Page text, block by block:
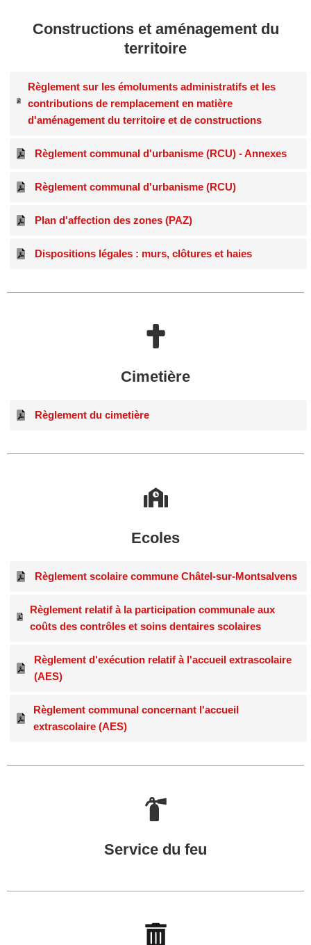
Constructions et aménagement du
territoire
Règlement sur les émoluments administratifs et les
contributions de remplacement en matière
d'aménagement du territoire et de constructions
Règlement communal d'urbanisme (RCU) - Annexes
Règlement communal d'urbanisme (RCU)
Plan d'affection des zones (PAZ)
Dispositions légales : murs, clôtures et haies
Cimetière
Règlement du cimetière
Ecoles
Règlement scolaire commune Châtel-sur-Montsalvens
Règlement relatif à la participation communale aux
coûts des contrôles et soins dentaires scolaires
Règlement d'exécution relatif à l'accueil extrascolaire
(AES)
Règlement communal concernant l'accueil
extrascolaire (AES)
Service du feu